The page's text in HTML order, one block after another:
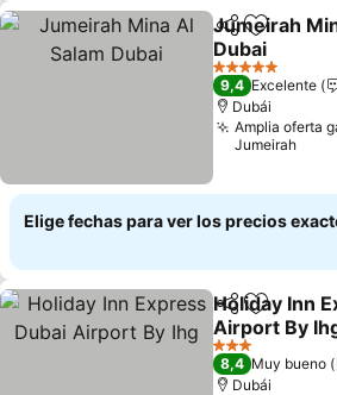
Compartir
Agregar
Jumeirah
Dubai
5 Estrellas
9,4 Excelente
Dubái
Amplia oferta
Jumeirah
Elige fechas para ver los precios
Compartir
Agregar
Holiday Inn
Airport By
3 Estrellas
8,4 Muy bueno
Dubái